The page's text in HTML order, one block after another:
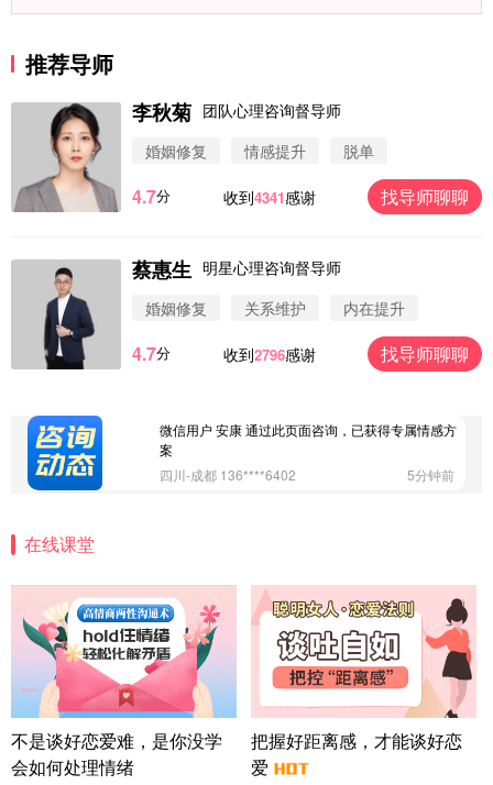
推荐导师
李秋菊 团队心理咨询督导师
婚姻修复
情感提升 脱单
4.7分 收到4341感谢 找导师聊聊
蔡惠生 明星心理咨询督导师
婚姻修复
关系维护 内在提升
4.7分 收到2796感谢 找导师聊聊
微信用户 圆圈 通过此页面咨询，已获得专属情感方
微信用户 Vnno 通过此页面咨询，已获得专属情感方
案
微信用户 大太阳 通过此页面咨询，已获得专属情感
微信用户 安康 通过此页面咨询，已获得专属情感方
案
四川-成都 136****6402
5分钟前
方案
上海-浦东 177****9074
56分钟前
微信用户 Liberty 通过此页面咨询，已获得专属情感
方案
广东-广州 188****5632
12分钟前
微信用户 司马锘 通过此页面咨询，已获得专属情感
方案
湖北-武汉 135****7410
在线课堂
不是谈好恋爱难，是你没学
会如何处理情绪
把握好距离感，才能谈好恋
爱